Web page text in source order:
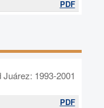
PDF
1993-2001
PDF